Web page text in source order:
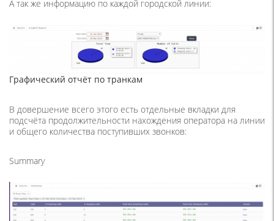
А так же информацию по каждой городской линии:
Графический отчёт по транкам
В довершение всего этого есть отдельные вкладки для
подсчёта продолжительности нахождения оператора на линии
и общего количества поступивших звонков:
Summary